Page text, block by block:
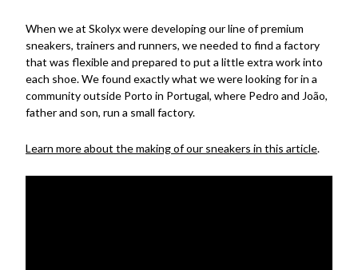
When we at Skolyx were developing our line of premium
sneakers, trainers and runners, we needed to find a factory
that was flexible and prepared to put a little extra work into
each shoe. We found exactly what we were looking for in a
community outside Porto in Portugal, where Pedro and João,
father and son, run a small factory.
Learn more about the making of our sneakers in this article.